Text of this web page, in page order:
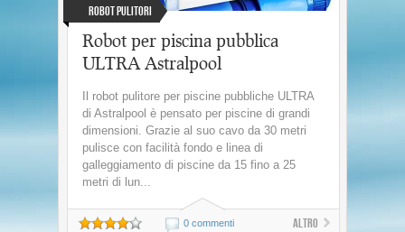
Robot Pulitori
Robot per piscina pubblica
ULTRA Astralpool
Il robot pulitore per piscine pubbliche ULTRA
di Astralpool è pensato per piscine di grandi
dimensioni. Grazie al suo cavo da 30 metri
pulisce con facilità fondo e linea di
galleggiamento di piscine da 15 fino a 25
metri di lun...
0 commenti Altro